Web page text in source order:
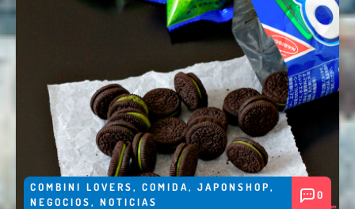
COMBINI LOVERS, COMIDA, JAPONSHOP,
NEGOCIOS, NOTICIAS
0